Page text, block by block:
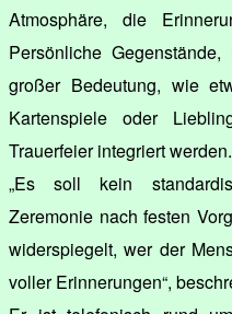
Atmosphäre, die
Persönliche
großer Bedeutung, wie
Kartenspiele oder
Trauerfeier integriert werden.
„Es soll kein
Zeremonie nach festen
widerspiegelt, wer der
voller Erinnerungen“,